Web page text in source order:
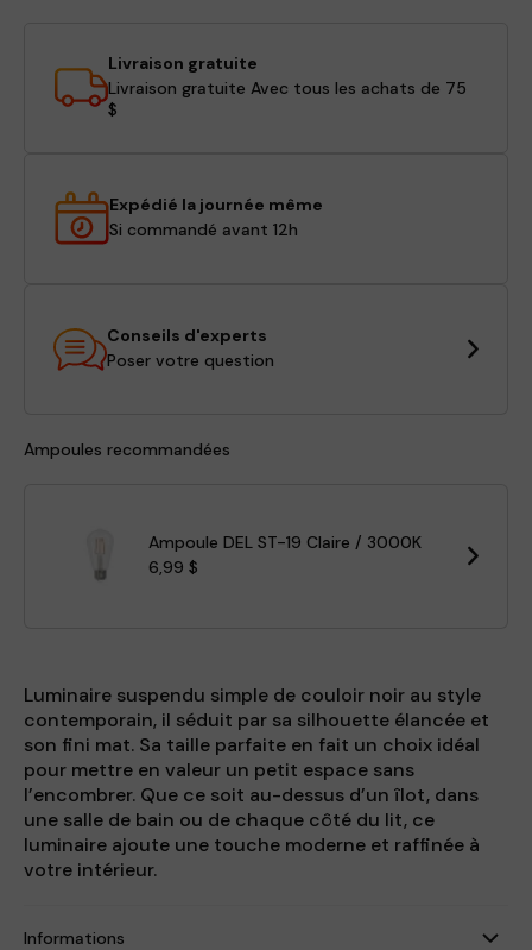
Livraison gratuite
Livraison gratuite Avec tous les achats de 75
$
Expédié la journée même
Si commandé avant 12h
Conseils d'experts
Poser votre question
Ampoules recommandées
Ampoule DEL ST-19 Claire / 3000K
6,99 $
Luminaire suspendu simple de couloir noir au style
contemporain, il séduit par sa silhouette élancée et
son fini mat. Sa taille parfaite en fait un choix idéal
pour mettre en valeur un petit espace sans
l’encombrer. Que ce soit au-dessus d’un îlot, dans
une salle de bain ou de chaque côté du lit, ce
luminaire ajoute une touche moderne et raffinée à
votre intérieur.
Informations